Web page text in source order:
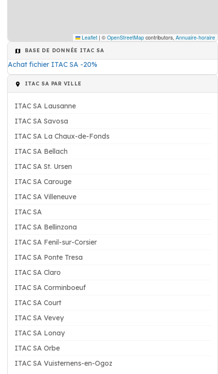
Leaflet | © OpenStreetMap contributors, Annuaire-horaire
BASE DE DONNÉE ITAC SA
Achat fichier ITAC SA -20%
ITAC SA PAR VILLE
ITAC SA Lausanne
ITAC SA Savosa
ITAC SA La Chaux-de-Fonds
ITAC SA Bellach
ITAC SA St. Ursen
ITAC SA Carouge
ITAC SA Villeneuve
ITAC SA
ITAC SA Bellinzona
ITAC SA Fenil-sur-Corsier
ITAC SA Ponte Tresa
ITAC SA Claro
ITAC SA Corminboeuf
ITAC SA Court
ITAC SA Vevey
ITAC SA Lonay
ITAC SA Orbe
ITAC SA Vuisternens-en-Ogoz